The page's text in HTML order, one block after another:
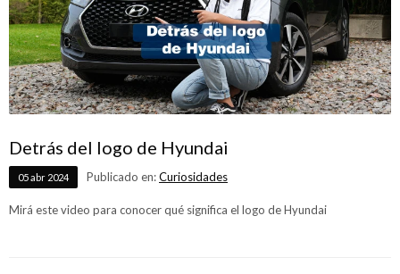
Detrás del logo de Hyundai
05abr 2024 Publicado en:Curiosidades
Mirá este video para conocer qué significa el logo de Hyundai